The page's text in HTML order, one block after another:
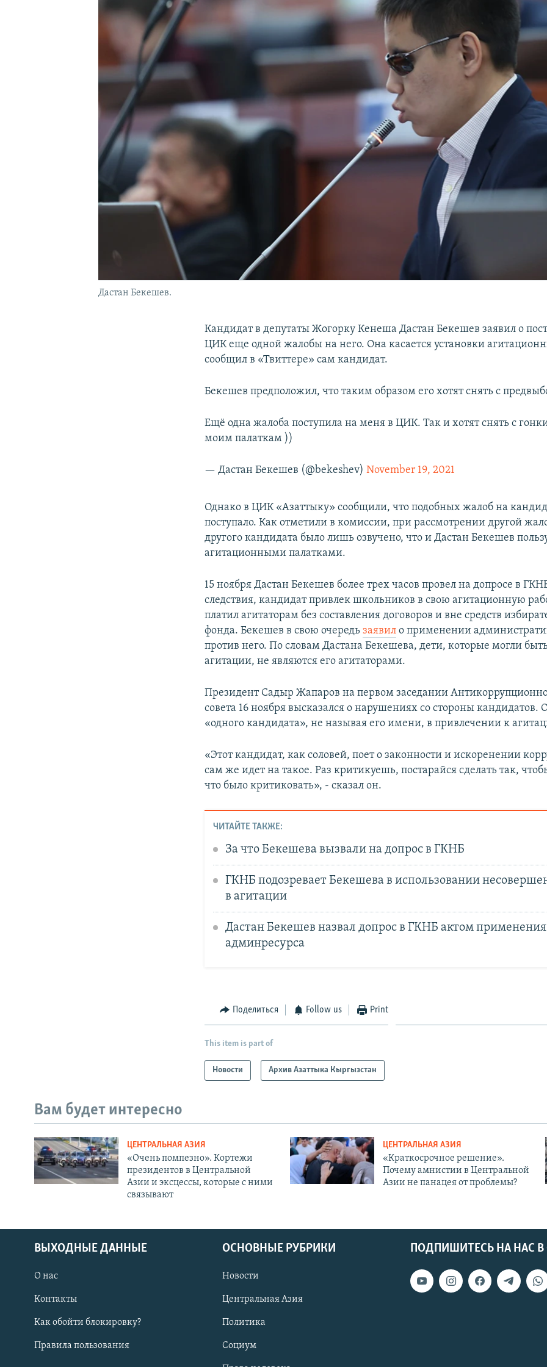
Дастан Бекешев.
Кандидат в депутаты Жогорку Кенеша Дастан Бекешев заявил о
ЦИК еще одной жалобы на него. Она касается установки
сообщил в «Твиттере» сам кандидат.
Бекешев предположил, что таким образом его хотят снять с
Ещё одна жалоба поступила на меня в ЦИК. Так и хотят снять с
моим палаткам ))
— Дастан Бекешев (@bekeshev)November 19, 2021
Однако в ЦИК «Азаттыку» сообщили, что подобных жалоб на
поступало. Как отметили в комиссии, при рассмотрении другой
другого кандидата было лишь озвучено, что и Дастан Бекешев
агитационными палатками.
15 ноября Дастан Бекешев более трех часов провел на допросе в
следствия, кандидат привлек школьников в свою агитационную
платил агитаторам без составления договоров и вне средств
фонда. Бекешев в свою очередьзаявил о применении
против него. По словам Дастана Бекешева, дети, которые могли
агитации, не являются его агитаторами.
Президент Садыр Жапаров на первом заседании
совета 16 ноября высказался о нарушениях со стороны кандидатов.
«одного кандидата», не называя его имени, в привлечении к
«Этот кандидат, как соловей, поет о законности и искоренении
сам же идет на такое. Раз критикуешь, постарайся сделать так,
что было критиковать», - сказал он.
ЧИТАЙТЕ ТАКЖЕ:
За что Бекешева вызвали на допрос в ГКНБ
ГКНБ подозревает Бекешева в использовании
в агитации
Дастан Бекешев назвал допрос в ГКНБ актом применения
админресурса
Поделиться Follow us Print
This item is part of
Новости Архив Азаттыка Кыргызстан
Вам будет интересно
ЦЕНТРАЛЬНАЯ АЗИЯ
«Очень помпезно». Кортежи
президентов в Центральной
Азии и эксцессы, которые с ними
связывают
ЦЕНТРАЛЬНАЯ АЗИЯ
«Краткосрочное решение».
Почему амнистии в Центральной
Азии не панацея от проблемы?
ПОДПИШИТЕСЬ НА НАС В
ВЫХОДНЫЕ ДАННЫЕ
О нас
Контакты
Как обойти блокировку?
Правила пользования
ОСНОВНЫЕ РУБРИКИ
Новости
Центральная Азия
Политика
Социум